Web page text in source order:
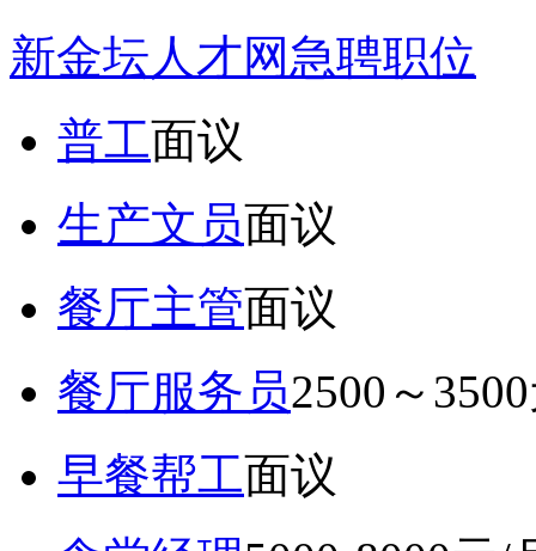
新金坛人才网急聘职位
普工面议
生产文员面议
餐厅主管面议
餐厅服务员2500～
早餐帮工面议